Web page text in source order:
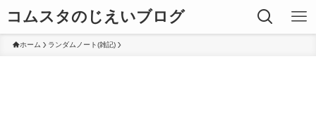
コムスタのじえいブログ
ホーム ランダムノート(雑記)